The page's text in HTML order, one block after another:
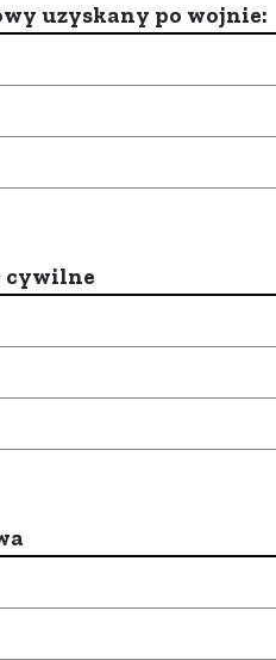
uzyskany po wojnie:
cywilne